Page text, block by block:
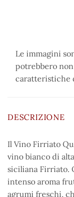
Le immagini
potrebbero
caratteristiche
DESCRIZIONE
Il Vino Firriato
vino bianco di
siciliana Firriato.
intenso aroma
agrumi freschi,